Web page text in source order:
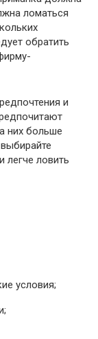
ломаться
обратить
и
них больше
легче ловить
условия;